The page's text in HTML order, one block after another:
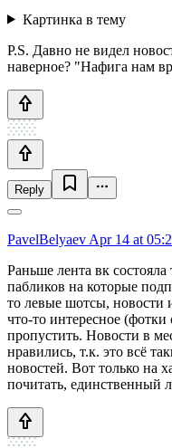
Картинка в тему
P.S. Давно не видел
наверное? "Нафига нам
Reply
PavelBelyaev Apr 14 at
Раньше лента вк
пабликов на которые
то левые шотсы, новости
что-то интересное
пропустить. Новости в
нравились, т.к. это всё
новостей. Вот только на
почитать, единственный